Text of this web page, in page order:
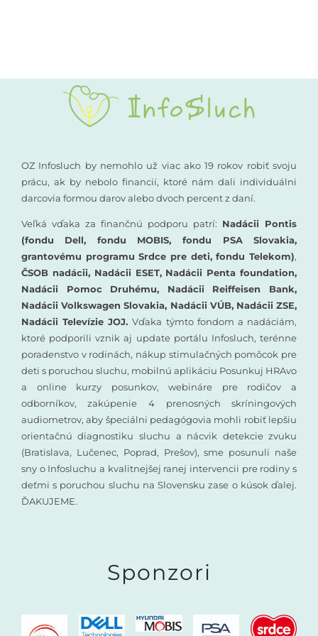
Rané poradenstvo
Vzdelávanie
OZ Infosluch by nemohlo už viac ako 19 rokov robiť svoju
prácu, ak by nebolo financií, ktoré nám dali individuálni
darcovia formou darov alebo dvoch percent z daní.
Veľká vďaka za finančnú podporu patrí: Nadácii Pontis
(fondu Dell, fondu MOBIS, fondu PSA Slovakia,
grantovému programu Srdce pre deti, fondu Telekom),
ČSOB nadácii, Nadácii ESET, Nadácii Penta foundation,
Nadácii Pomoc Druhému, Nadácii Reiffeisen Bank,
Nadácii Volkswagen Slovakia, Nadácii VÚB, Nadácii ZSE,
Nadácii Televízie JOJ.Vďaka týmto fondom a nadáciám,
ktoré podporili vznik aj update portálu Infosluch, terénne
poradenstvo v rodinách, nákup stimulačných pomôcok pre
deti s poruchou sluchu, mobilnú aplikáciu Posunkuj HRAvo
a online kurzy posunkov, webináre pre rodičov a
odborníkov, zakúpenie 4 prenosných skríningových
audiometrov, aby špeciálni pedagógovia mohli robiť lepšiu
orientačnú diagnostiku sluchu a nácvik detekcie zvuku
(Bratislava, Lučenec, Poprad, Prešov), sme posunuli naše
sny o Infosluchu a kvalitnejšej ranej intervencii pre rodiny s
deťmi s poruchou sluchu na Slovensku zase o kúsok ďalej.
ĎAKUJEME.
Sponzori